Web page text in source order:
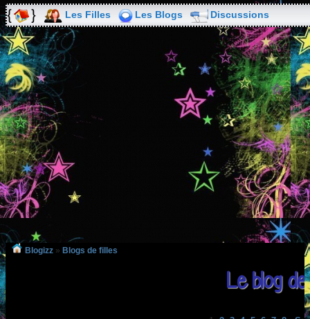
Les Filles Les Blogs Discussions
Blogizz » Blogs de filles
Le blog